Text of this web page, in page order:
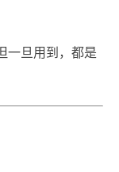
一旦用到，都是